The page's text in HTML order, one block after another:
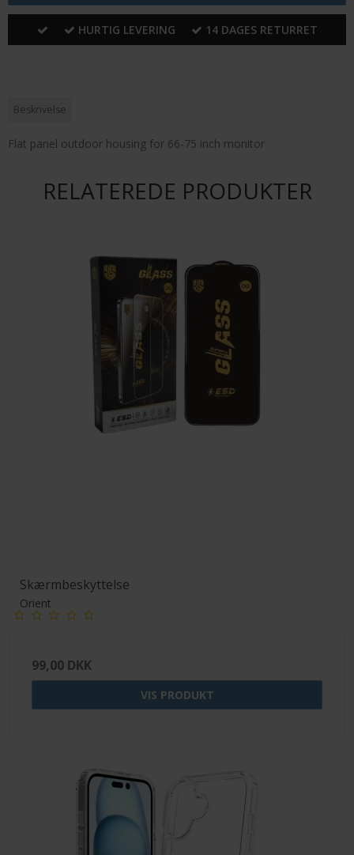
HURTIG LEVERING 14 DAGES RETURRET
Beskrivelse
Flat panel outdoor housing for 66-75 inch monitor
RELATEREDE PRODUKTER
Skærmbeskyttelse
Orient
99,00 DKK
VIS PRODUKT